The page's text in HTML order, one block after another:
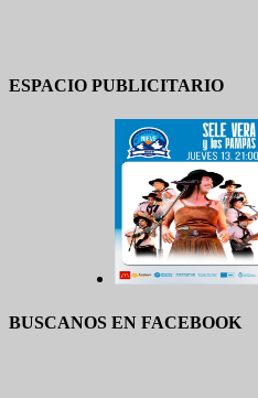
ESPACIO PUBLICITARIO
BUSCANOS EN FACEBOOK